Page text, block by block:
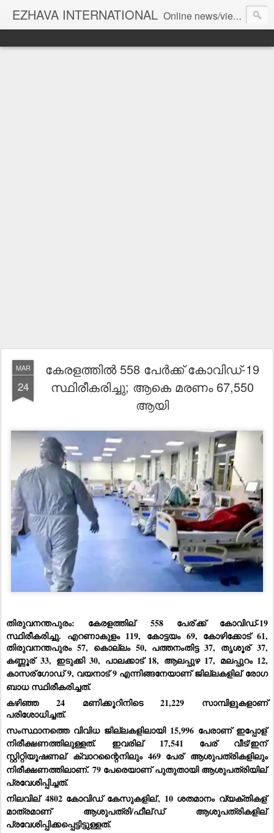
EZHAVA INTERNATIONAL Online news/views JOURNAL... Connecting the community worldwide Editorial Director: Prem Chandran
MAR
24
കേരളത്തില്‍ 558 പേര്‍ക്ക് കോവിഡ്-19
സ്ഥിരീകരിച്ചു; ആകെ മരണം 67,550
ആയി
തിരുവനന്തപുരം: കേരളത്തില് 558 പേര്ക്ക് കോവിഡ്-19
സ്ഥിരീകരിച്ചു. എറണാകുളം 119, കോട്ടയം 69, കോഴിക്കോട് 61,
തിരുവനന്തപുരം 57, കൊല്ലം 50, പത്തനംതിട്ട 37, തൃശൂര് 37,
കണ്ണൂര് 33, ഇടുക്കി 30, പാലക്കാട് 18, ആലപ്പുഴ 17, മലപ്പുറം 12,
കാസര്ഗോഡ് 9, വയനാട് 9 എന്നിങ്ങനേയാണ് ജില്ലകളില് രോഗ
ബാധ സ്ഥിരീകരിച്ചത്.
കഴിഞ്ഞ 24 മണിക്കൂറിനിടെ 21,229 സാമ്പിളുകളാണ്
പരിശോധിച്ചത്.
സംസ്ഥാനത്തെ വിവിധ ജില്ലകളിലായി 15,996 പേരാണ് ഇപ്പോള്
നിരീക്ഷണത്തിലുള്ളത്. ഇവരില് 17,541 പേര് വീട്/ഇന്
സ്റ്റിറ്റിയൂഷണല് ക്വാറന്റൈനിലും 469 പേര് ആശുപത്രികളിലും
നിരീക്ഷണത്തിലാണ്. 79 പേരെയാണ് പുതുതായി ആശുപത്രിയില്
പ്രവേശിപ്പിച്ചത്.
നിലവില് 4802 കോവിഡ് കേസുകളില്, 10 ശതമാനം വ്യക്തികള്
മാത്രമാണ് ആശുപത്രി/ഫീല്ഡ് ആശുപത്രികളില്
പ്രവേശിപ്പിക്കപ്പെട്ടിട്ടുള്ളത്.